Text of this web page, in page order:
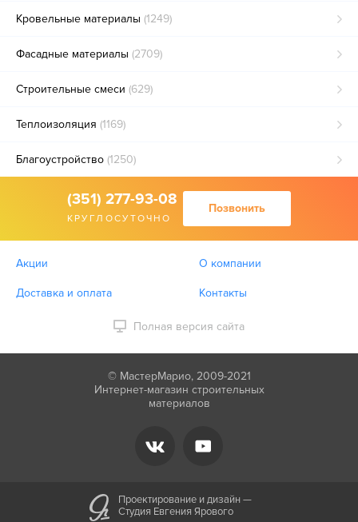
Кровельные материалы (1249)
Фасадные материалы (2709)
Строительные смеси (629)
Теплоизоляция (1169)
Благоустройство (1250)
(351) 277-93-08
КРУГЛОСУТОЧНО
Позвонить
Акции О компании
Доставка и оплата Контакты
Полная версия сайта
© МастерМарио, 2009-2021
Интернет-магазин строительных
материалов
Проектирование и дизайн —
Студия Евгения Ярового